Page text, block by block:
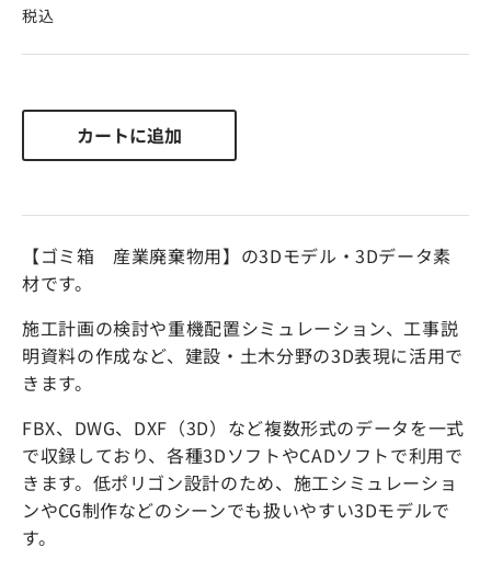
税込
カートに追加
【ゴミ箱 産業廃棄物用】の3Dモデル・3Dデータ素
材です。
施工計画の検討や重機配置シミュレーション、工事説
明資料の作成など、建設・土木分野の3D表現に活用で
きます。
FBX、DWG、DXF（3D）など複数形式のデータを一式
で収録しており、各種3DソフトやCADソフトで利用で
きます。低ポリゴン設計のため、施工シミュレーショ
ンやCG制作などのシーンでも扱いやすい3Dモデルで
す。